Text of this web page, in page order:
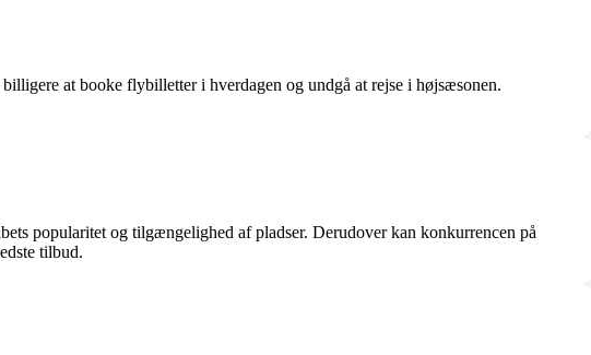
at booke flybilletter i hverdagen og undgå at rejse i højsæsonen.
popularitet og tilgængelighed af pladser. Derudover kan konkurrencen på
tilbud.